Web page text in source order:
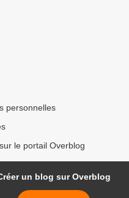
personnelles
le portail Overblog
un blog sur Overblog